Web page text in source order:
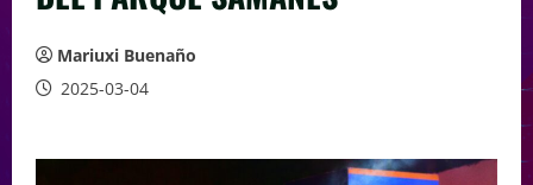
Mariuxi Buenaño
2025-03-04